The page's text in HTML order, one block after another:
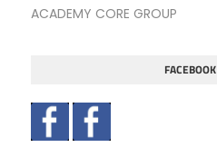
ACADEMY CORE GROUP
FACEBOOK